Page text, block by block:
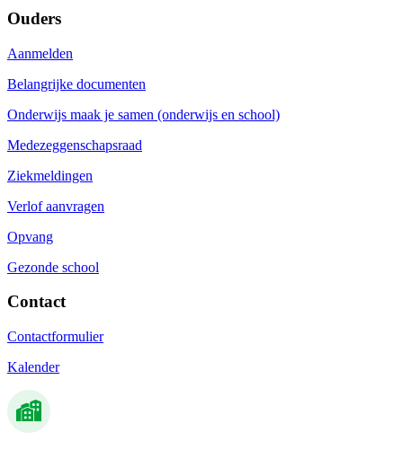
Ouders
Aanmelden
Belangrijke documenten
Onderwijs maak je samen (onderwijs en school)
Medezeggenschapsraad
Ziekmeldingen
Verlof aanvragen
Opvang
Gezonde school
Contact
Contactformulier
Kalender